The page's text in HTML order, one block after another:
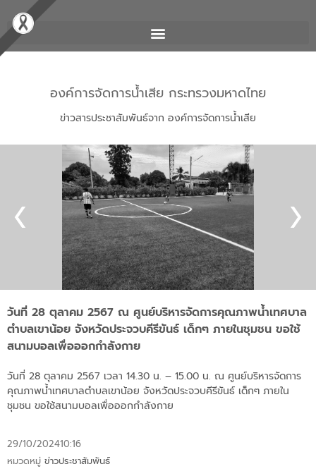
องค์การจัดการน้ำเสีย กระทรวงมหาดไทย
ข่าวสารประชาสัมพันธ์จาก องค์การจัดการน้ำเสีย
วันที่ 28 ตุลาคม 2567 ณ ศูนย์บริหารจัดการคุณภาพน้ำเทศบาล
ตำบลเขาน้อย จังหวัดประจวบคีรีขันธ์ เด็กๆ ภายในชุมชน ขอใช้
สนามบอลเพื่อออกกำลังกาย
วันที่ 28 ตุลาคม 2567 เวลา 14.30 น. – 15.00 น. ณ ศูนย์บริหารจัดการ
คุณภาพน้ำเทศบาลตำบลเขาน้อย จังหวัดประจวบคีรีขันธ์ เด็กๆ ภายใน
ชุมชน ขอใช้สนามบอลเพื่อออกกำลังกาย
29/10/202410:16
หมวดหมู่ ข่าวประชาสัมพันธ์